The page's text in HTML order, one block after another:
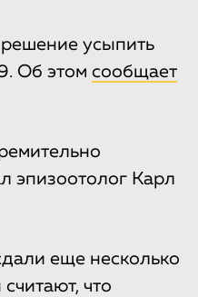
усыпить
Об этом сообщает
эпизоотолог Карл
еще несколько
что